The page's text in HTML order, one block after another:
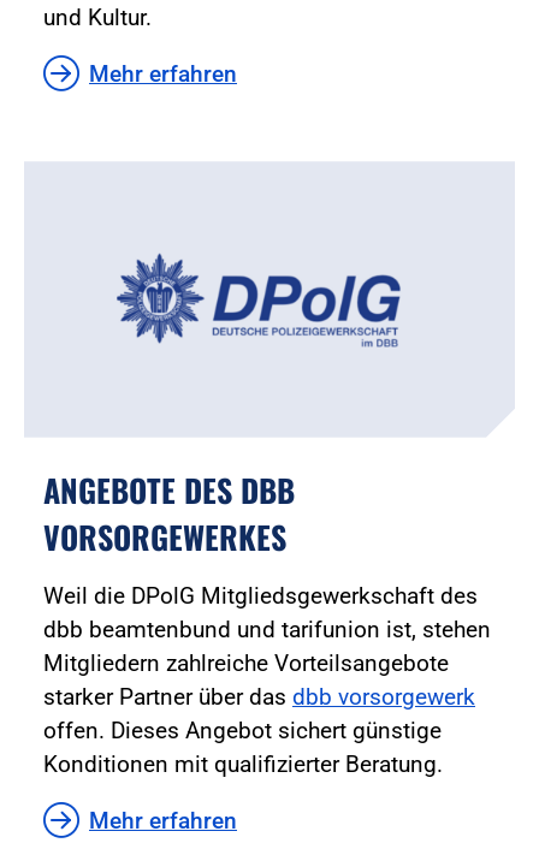
und Kultur.
Mehr erfahren
ANGEBOTE DES DBB
VORSORGEWERKES
Weil die DPolG Mitgliedsgewerkschaft des
dbb beamtenbund und tarifunion ist, stehen
Mitgliedern zahlreiche Vorteilsangebote
starker Partner über das dbb vorsorgewerk
offen. Dieses Angebot sichert günstige
Konditionen mit qualifizierter Beratung.
Mehr erfahren